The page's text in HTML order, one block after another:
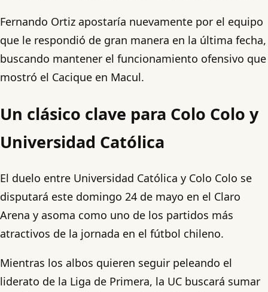
Fernando Ortiz apostaría nuevamente por el equipo
que le respondió de gran manera en la última fecha,
buscando mantener el funcionamiento ofensivo que
mostró el Cacique en Macul.
Un clásico clave para Colo Colo y
Universidad Católica
El duelo entre Universidad Católica y Colo Colo se
disputará este domingo 24 de mayo en el Claro
Arena y asoma como uno de los partidos más
atractivos de la jornada en el fútbol chileno.
Mientras los albos quieren seguir peleando el
liderato de la Liga de Primera, la UC buscará sumar